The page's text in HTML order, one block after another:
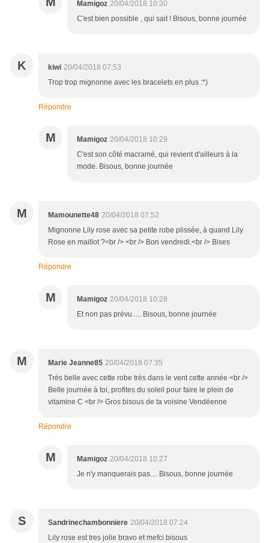
Mamigoz 20/04/2018 10:30
C'est bien possible , qui sait ! Bisous, bonne journée
K kiwi 20/04/2018 07:53
Trop trop mignonne avec les bracelets en plus :*)
Répondre
M Mamigoz 20/04/2018 10:29
C'est son côté macramé, qui revient d'ailleurs à la
mode. Bisous, bonne journée
M Mamounette48 20/04/2018 07:52
Mignonne Lily rose avec sa petite robe plissée, à quand Lily
Rose en maillot ?<br /> <br /> Bon vendredi.<br /> Bises
Répondre
M Mamigoz 20/04/2018 10:28
Et non pas prévu..... Bisous, bonne journée
M Marie Jeanne85 20/04/2018 07:35
Très belle avec cette robe très dans le vent cette année <br />
Belle journée à toi, profites du soleil pour faire le plein de
vitamine C <br /> Gros bisous de ta voisine Vendéenne
Répondre
M Mamigoz 20/04/2018 10:27
Je n'y manquerais pas.... Bisous, bonne journée
S Sandrinechambonniere 20/04/2018 07:24
Lily rose est tres jolie bravo et mefci bisous